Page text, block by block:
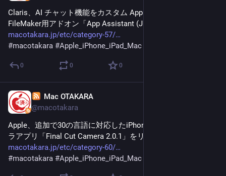
Claris、AI チャット機能をカスタム App へ手軽に追加できる
FileMaker用アドオン「App Assistant (JP)」を配布開始
macotakara.jp/etc/category-57/
#macotakara #Apple_iPhone_iPad_Mac
0 0 0
Mac OTAKARA
@macotakara
Apple、追加で30の言語に対応したiPhone用プロ向け動画カメ
ラアプリ「Final Cut Camera 2.0.1」をリリース
macotakara.jp/etc/category-60/
#macotakara #Apple_iPhone_iPad_Mac